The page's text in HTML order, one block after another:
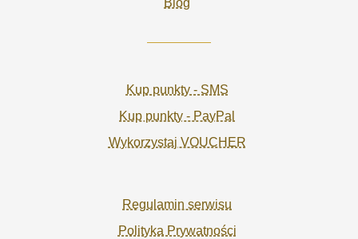
Blog
Kup punkty - SMS
Kup punkty - PayPal
Wykorzystaj VOUCHER
Regulamin serwisu
Polityka Prywatności